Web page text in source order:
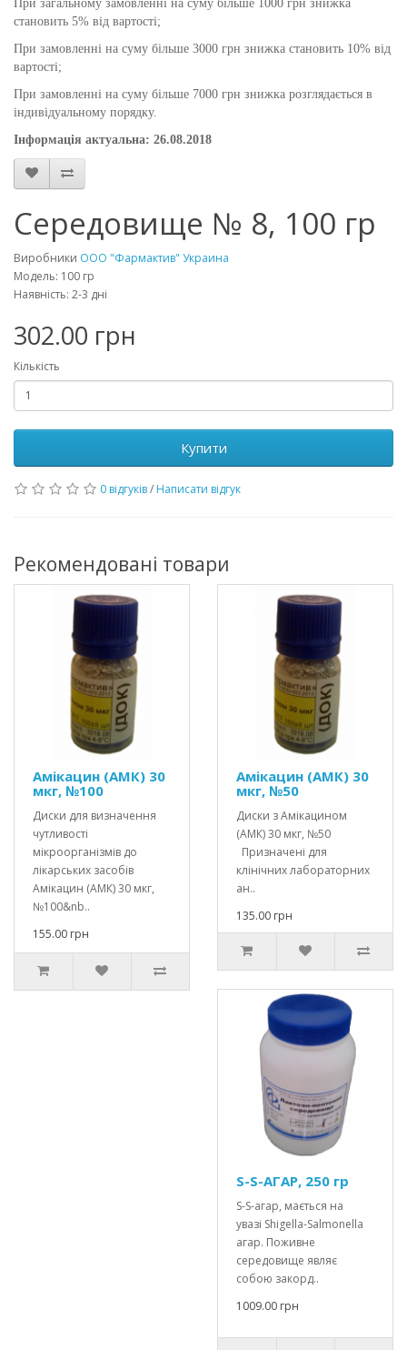
При загальному замовленні на суму більше 1000 грн знижка
становить 5% від вартості;
При замовленні на суму більше 3000 грн знижка становить 10% від
вартості;
При замовленні на суму більше 7000 грн знижка розглядається в
індивідуальному порядку.
Інформація актуальна: 26.08.2018
Середовище № 8, 100 гр
Виробники ООО "Фармактив" Украина
Модель: 100 гр
Наявність: 2-3 дні
302.00 грн
Кількість
Купити
0 відгуків/ Написати відгук
Рекомендовані товари
Амікацин (АМК) 30
мкг, №100
Диски для визначення
чутливості
мікроорганізмів до
лікарських засобів
Амікацин (АМК) 30 мкг,
№100&nb..
155.00 грн
Амікацин (АМК) 30
мкг, №50
Диски з Амікацином
(АМК) 30 мкг, №50
Призначені для
клінічних лабораторних
ан..
135.00 грн
S-S-АГАР, 250 гр
S-S-агар, мається на
увазі Shigella-Salmonella
агар. Поживне
середовище являє
собою закорд..
1009.00 грн